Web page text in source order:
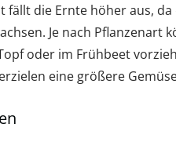
fällt die Ernte höher aus,
Je nach Pflanzenart
oder im Frühbeet
eine größere